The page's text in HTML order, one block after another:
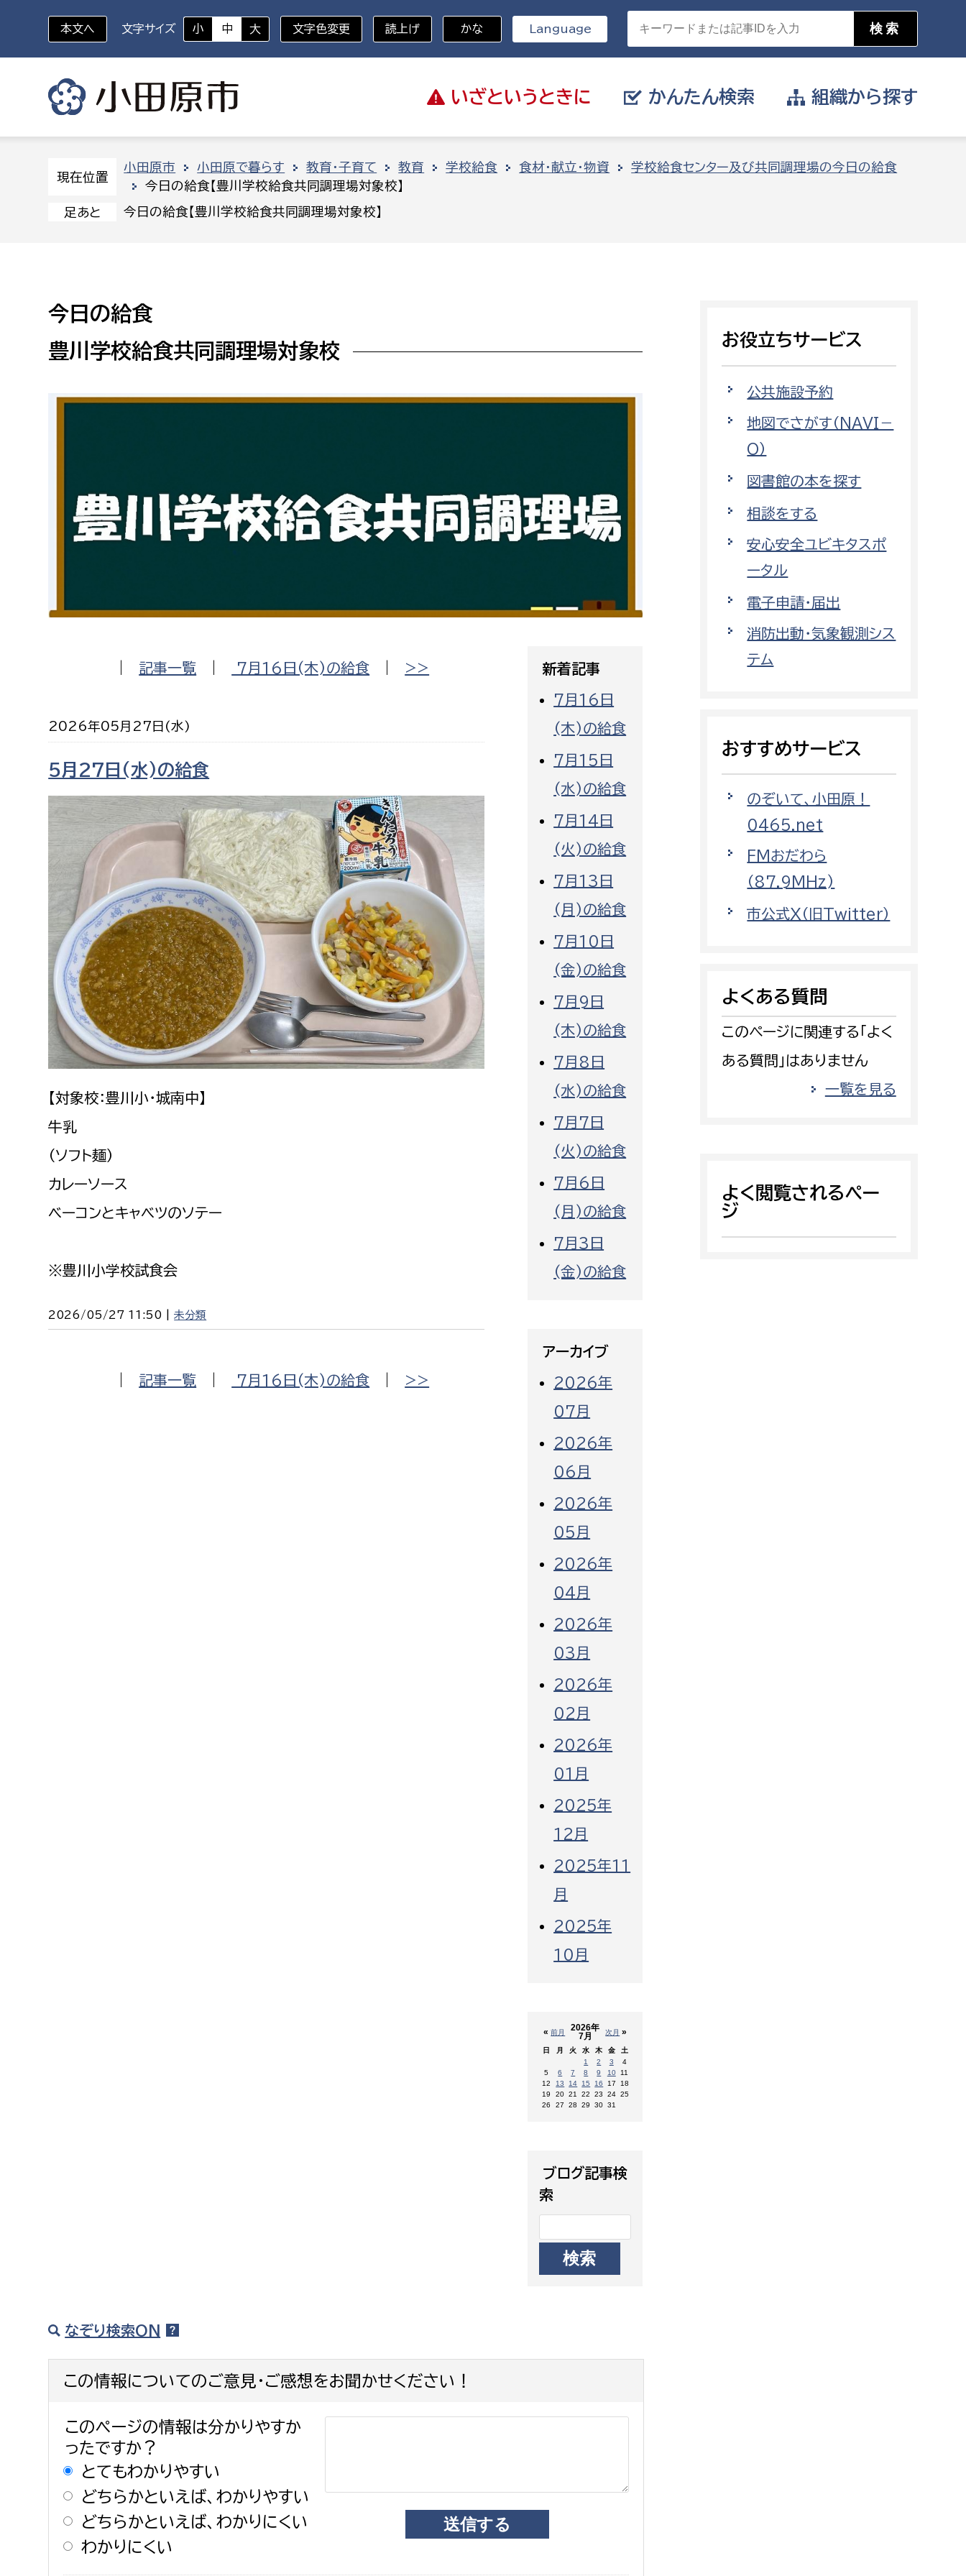
いざと いうときに
いざというときに
休日救急外来 防災・ハザードマップ
かんたん検索
対象者を選択
新生児・乳幼児
高校生・大学生など
障がい者
外国人
ペット
分野を選択
戸籍
都市基盤
観光
市議会
目的を選択
相談をしたい
働きたい
小田原のことを知りたい
イベント・講座などに参加したい
組織から探す
組織から探す
人権・男女共同参画課
戸籍住民課
文化財課
図書館
環境部
環境政策課
ゼロカーボン推進課
環境保護課
環境事業センター
福祉健康部
障がい福祉課
健康づくり課
子ども若者部
子ども政策課
経済部
農政課
水産海浜課
都市政策課
開発審査課
建設部
建設政策課
国県事業推進課
土木管理課
道水路整備課
みどり公園課
建築課
会計管理者
出納室
市立総合医療センター
患者サポートセンター
病院管理局：経営管理課
病院管理局：施設用度課
消防
消防総務課
予防課
警防計画課
警防第1課
警防第2課
上下水道局
経営総務課
給排水業務課
水道整備課
下水道整備課
浄水管理課
教育部 選挙管理委員会事務局
選挙管理委員会事務局
監査事務局
農業委員会事務局
本文へ 文字サイズ 小 中 大 文字色変更 読上げ かな Language
現在位置
小田原市 小田原で暮らす 教育・子育て 教育 学校給食 食材・献立・物資
学校給食センター及び共同調理場の今日の給食
今日の給食【豊川学校給食共同調理場対象校】
足あと 今日の給食【豊川学校給食共同調理場対象校】
今日の給食
豊川学校給食共同調理場対象校
記事一覧 7月16日(木)の給食 >>
2026年05月27日(水)
5月27日(水)の給食
【対象校：豊川小・城南中】
牛乳
（ソフト麺）
カレーソース
ベーコンとキャベツのソテー
※豊川小学校試食会
2026/05/27 11:50 |未分類
記事一覧 7月16日(木)の給食 >>
新着記事
7月16日
(木)の給食
7月15日
(水)の給食
7月14日
(火)の給食
7月13日
(月)の給食
7月10日
(金)の給食
7月9日
(木)の給食
7月8日
(水)の給食
7月7日
(火)の給食
7月6日
(月)の給食
7月3日
(金)の給食
アーカイブ
2026年
07月
2026年
06月
2026年
05月
2026年
04月
2026年
03月
2026年
02月
2026年
01月
2025年
12月
2025年11
月
2025年
10月
«前月 次月 »
2026年
7月
日 月 火 水 木 金
土
1
2 3
4
5
6 7 8 9 10 11
12
13 14 15 16 17
18
19
20 21 22 23 24 25
26
27 28 29 30 31
ブログ記事検
索
なぞり検索ON
この情報についてのご意見・ご感想をお聞かせください！
このページの情報は分かりやすか
ったですか？
とてもわかりやすい
どちらかといえば、わかりやすい
どちらかといえば、わかりにくい
わかりにくい
お役立ちサービス
公共施設予約
地図でさがす（NAVI－
O）
図書館の本を探す
相談をする
安心安全ユビキタスポ
ータル
電子申請・届出
消防出動・気象観測シス
テム
おすすめサービス
のぞいて、小田原！
0465.net
FMおだわら
（87.9MHz)
市公式X（旧Twitter）
よくある質問
このページに関連する「よく
ある質問」はありません
一覧を見る
よく閲覧されるペー
ジ